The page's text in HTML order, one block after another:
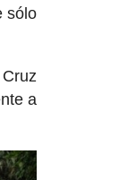
sólo
a